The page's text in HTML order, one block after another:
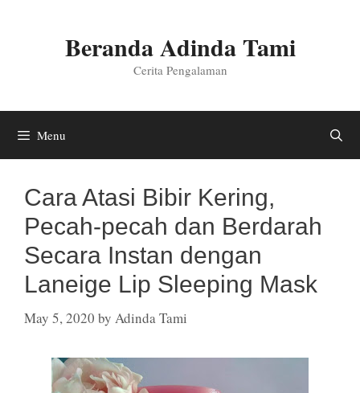
Beranda Adinda Tami
Cerita Pengalaman
Menu
Cara Atasi Bibir Kering,
Pecah-pecah dan Berdarah
Secara Instan dengan
Laneige Lip Sleeping Mask
May 5, 2020 by Adinda Tami